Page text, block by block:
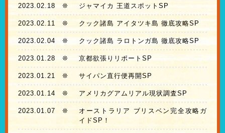
2023.02.18❊ ジャマイカ 王道スポットSP
2023.02.11 ❊ クック諸島 アイタツキ島 徹底攻略SP
2023.02.04 ❊ クック諸島 ラロトンガ島 徹底攻略SP
2023.01.28 ❊ 京都欲張りリポートSP
2023.01.21 ❊ サイパン直行便再開SP
2023.01.14 ❊ アメリカグアムリアル現状調査SP
2023.01.07 ❊
オーストラリア ブリスベン完全攻略ガ
イドSP！